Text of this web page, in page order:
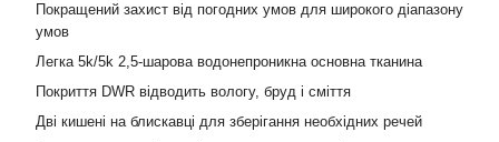
Покращений захист від погодних умов для широкого діапазону
умов
Легка 5k/5k 2,5-шарова водонепроникна основна тканина
Покриття DWR відводить вологу, бруд і сміття
Дві кишені на блискавці для зберігання необхідних речей